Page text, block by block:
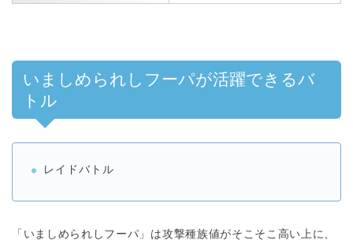
いましめられしフーパが活躍できるバ
トル
レイドバトル
「いましめられしフーパ」は攻撃種族値がそこそこ高い上に、